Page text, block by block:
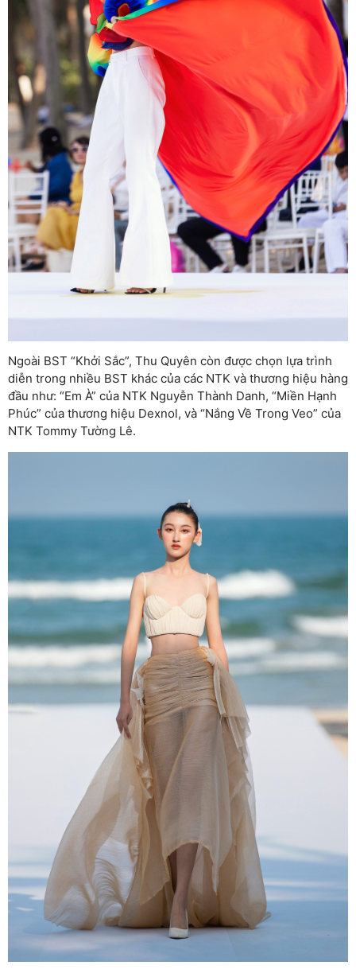
Ngoài BST “Khởi Sắc”, Thu Quyên còn được chọn lựa trình
diễn trong nhiều BST khác của các NTK và thương hiệu hàng
đầu như: “Em À” của NTK Nguyễn Thành Danh, “Miền Hạnh
Phúc” của thương hiệu Dexnol, và “Nắng Về Trong Veo” của
NTK Tommy Tường Lê.